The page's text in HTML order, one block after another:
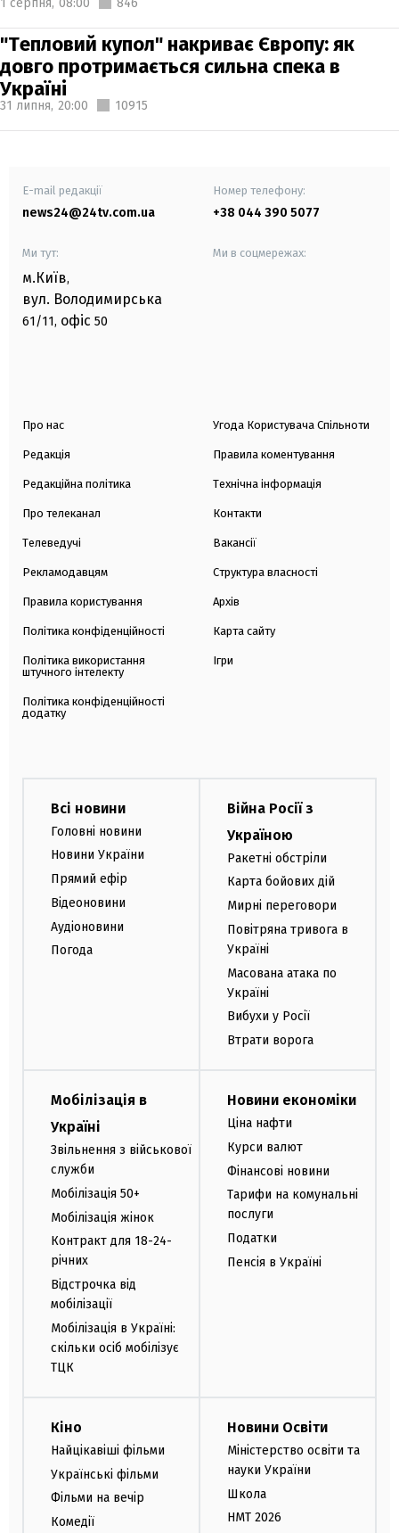
"Тепловий купол" накриває Європу: як
довго протримається сильна спека в
Україні
31 липня, 20:00 10915
E-mail редакції
news24@24tv.com.ua
Номер телефону:
+38 044 390 5077
Ми тут:
м.Київ,
вул. Володимирська
61/11, офіс 50
Ми в соцмережах:
Про нас
Редакція
Редакційна політика
Про телеканал
Телеведучі
Рекламодавцям
Правила користування
Політика конфіденційності
Політика використання
штучного інтелекту
Політика конфіденційності
додатку
Угода Користувача Спільноти
Правила коментування
Технічна інформація
Контакти
Вакансії
Структура власності
Архів
Карта сайту
Ігри
Всі новини
Головні новини
Новини України
Прямий ефір
Відеоновини
Аудіоновини
Погода
Війна Росії з
Україною
Ракетні обстріли
Карта бойових дій
Мирні переговори
Повітряна тривога в
Україні
Масована атака по
Україні
Вибухи у Росії
Втрати ворога
Мобілізація в
Україні
Звільнення з військової
служби
Мобілізація 50+
Мобілізація жінок
Контракт для 18-24-
річних
Відстрочка від
мобілізації
Мобілізація в Україні:
скільки осіб мобілізує
ТЦК
Новини економіки
Ціна нафти
Курси валют
Фінансові новини
Тарифи на комунальні
послуги
Податки
Пенсія в Україні
Кіно
Найцікавіші фільми
Українські фільми
Фільми на вечір
Комедії
Новини Освіти
Міністерство освіти та
науки України
Школа
НМТ 2026